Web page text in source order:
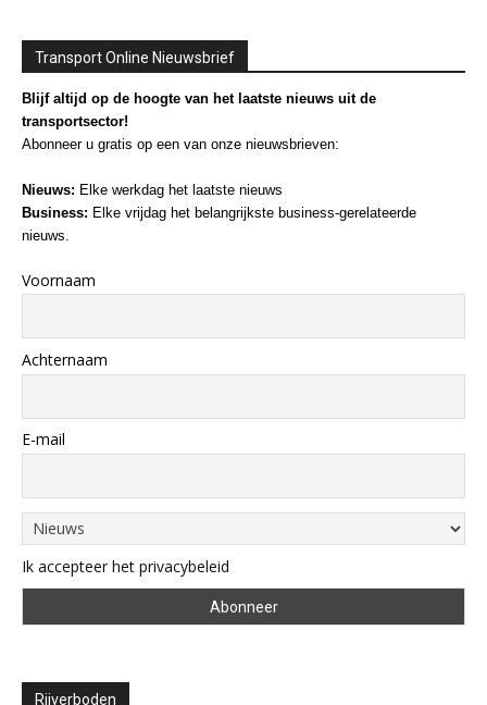
Transport Online Nieuwsbrief
Blijf altijd op de hoogte van het laatste nieuws uit de
transportsector!
Abonneer u gratis op een van onze nieuwsbrieven:
Nieuws: Elke werkdag het laatste nieuws
Business: Elke vrijdag het belangrijkste business-gerelateerde
nieuws.
Voornaam
Achternaam
E-mail
Ik accepteer het privacybeleid
Rijverboden